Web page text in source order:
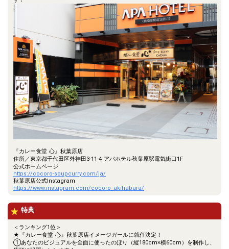
『カレー食堂 心』秋葉原店
住所／東京都千代田区外神田3-11-4 アパホテル秋葉原駅電気街口1F
公式ホームページ
https://cocoro-soupcurry.com/ja/
秋葉原店公式Instagram
https://www.instagram.com/cocoro_akihabara/
特典
＜ランキング1位＞
★『カレー食堂 心』秋葉原店イメージガールに就任決定！
①あなたのビジュアルを全面に使ったのぼり（縦180cm×横60cm）を制作し、